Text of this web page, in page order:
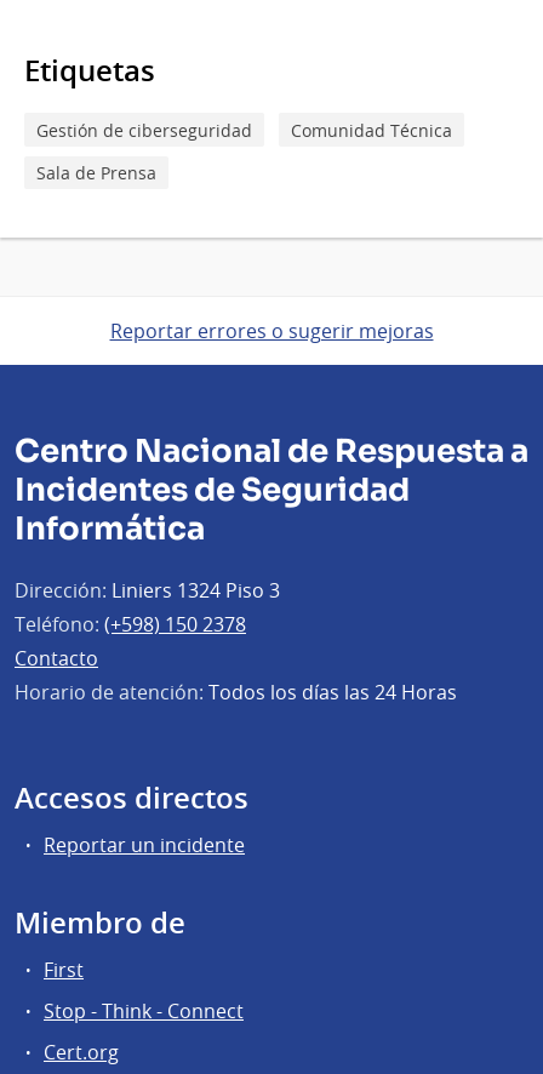
Etiquetas
Gestión de ciberseguridad
Comunidad Técnica
Sala de Prensa
Reportar errores o sugerir mejoras
Centro Nacional de Respuesta a
Incidentes de Seguridad
Informática
Dirección: Liniers 1324 Piso 3
Teléfono: (+598) 150 2378
Contacto
Horario de atención: Todos los días las 24 Horas
Accesos directos
Reportar un incidente
Miembro de
First
Stop - Think - Connect
Cert.org